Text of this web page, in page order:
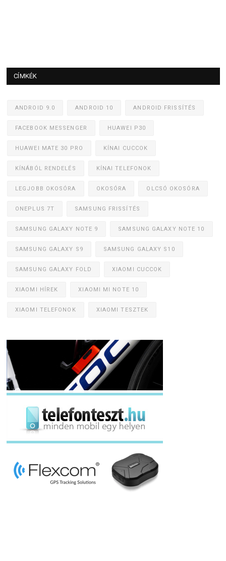
CÍMKÉK
ANDROID 9.0 ANDROID 10 ANDROID FRISSÍTÉS
FACEBOOK MESSENGER HUAWEI P30
HUAWEI MATE 30 PRO KÍNAI CUCCOK
KÍNÁBÓL RENDELÉS KÍNAI TELEFONOK
LEGJOBB OKOSÓRA OKOSÓRA OLCSÓ OKOSÓRA
ONEPLUS 7T SAMSUNG FRISSÍTÉS
SAMSUNG GALAXY NOTE 9 SAMSUNG GALAXY NOTE 10
SAMSUNG GALAXY S9 SAMSUNG GALAXY S10
SAMSUNG GALAXY FOLD XIAOMI CUCCOK
XIAOMI HÍREK XIAOMI MI NOTE 10
XIAOMI TELEFONOK XIAOMI TESZTEK